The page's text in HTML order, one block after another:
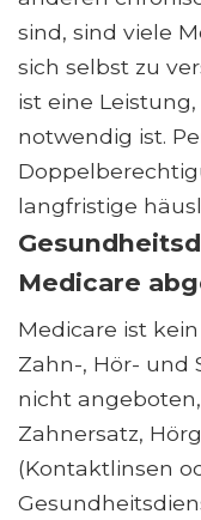
sind, sind viele
sich selbst zu
ist eine
notwendig ist.
langfristige
Medicare
Medicare ist
Zahn-, Hör- und
nicht
Zahnersatz,
(Kontaktlinsen